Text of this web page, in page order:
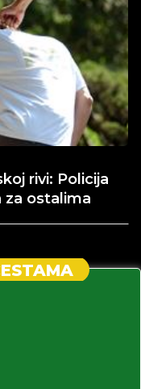
rivi: Policija
za ostalima